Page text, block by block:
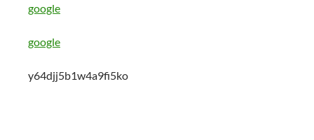
google
google
y64djj5b1w4a9fi5ko